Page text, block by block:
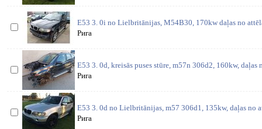
E53 3. 0i no Lielbritānijas, M54B30, 170kw daļas no
Рига
E53 3. 0d, kreisās puses stūre, m57n 306d2, 160kw, daļas
Рига
E53 3. 0d no Lielbritānijas, m57 306d1, 135kw, daļas no
Рига